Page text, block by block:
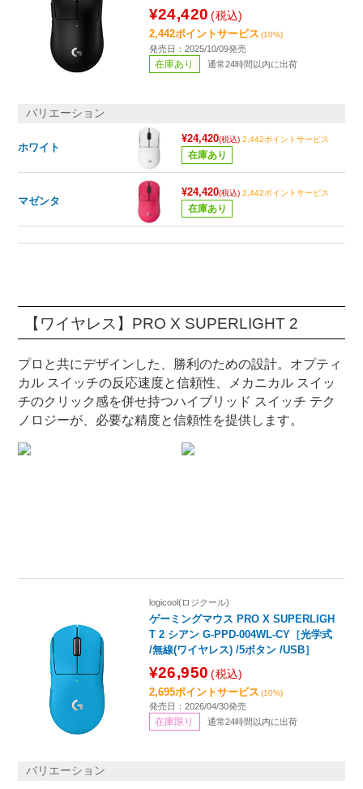
USB］
¥24,420 (税込)
2,442ポイントサービス (10%)
発売日：2025/10/09発売
在庫あり 通常24時間以内に出荷
バリエーション
ホワイト
¥24,420(税込) 2,442ポイントサービス
在庫あり
マゼンタ
¥24,420(税込) 2,442ポイントサービス
在庫あり
【ワイヤレス】PRO X SUPERLIGHT 2
プロと共にデザインした、勝利のための設計。オプティ
カル スイッチの反応速度と信頼性、メカニカル スイッ
チのクリック感を併せ持つハイブリッド スイッチ テク
ノロジーが、必要な精度と信頼性を提供します。
logicool(ロジクール)
ゲーミングマウス PRO X SUPERLIGH
T 2 シアン G-PPD-004WL-CY［光学式
/無線(ワイヤレス) /5ボタン /USB］
¥26,950 (税込)
2,695ポイントサービス (10%)
発売日：2026/04/30発売
在庫限り 通常24時間以内に出荷
バリエーション